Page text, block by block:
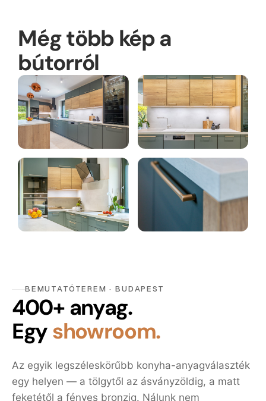
Még több kép a
bútorról
BEMUTATÓTEREM · BUDAPEST
400+ anyag.
Egyshowroom.
Az egyik legszéleskörűbb konyha-anyagválaszték
egy helyen — a tölgytől az ásványzöldig, a matt
feketétől a fényes bronzig. Nálunk nem